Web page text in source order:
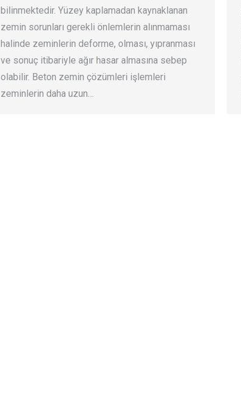
bilinmektedir. Yüzey kaplamadan kaynaklanan
zemin sorunları gerekli önlemlerin alınmaması
halinde zeminlerin deforme, olması, yıpranması
ve sonuç itibariyle ağır hasar almasına sebep
olabilir. Beton zemin çözümleri işlemleri
zeminlerin daha uzun…